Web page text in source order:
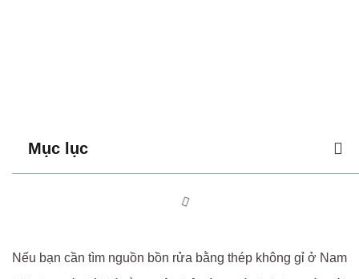
Mục lục
Nếu bạn cần tìm nguồn bồn rửa bằng thép không gỉ ở Nam